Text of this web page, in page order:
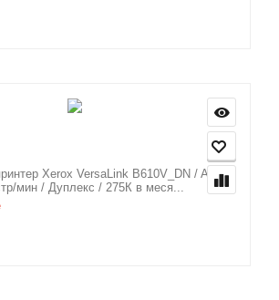
Xerox VersaLink B610V_DN / A4 /
мин / Дуплекс / 275К в меся...